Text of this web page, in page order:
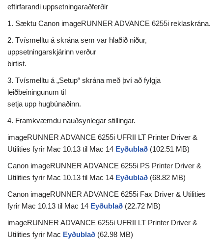
eftirfarandi uppsetningaraðferðir
1. Sæktu Canon imageRUNNER ADVANCE 6255i reklaskrána.
2. Tvísmelltu á skrána sem var hlaðið niður,
uppsetningarskjárinn verður
birtist.
3. Tvísmelltu á „Setup“ skrána með því að fylgja
leiðbeiningunum til
setja upp hugbúnaðinn.
4. Framkvæmdu nauðsynlegar stillingar.
imageRUNNER ADVANCE 6255i UFRII LT Printer Driver &
Utilities fyrir Mac 10.13 til Mac 14 Eyðublað (102.51 MB)
Canon imageRUNNER ADVANCE 6255i PS Printer Driver &
Utilities fyrir Mac 10.13 til Mac 14 Eyðublað (68.82 MB)
Canon imageRUNNER ADVANCE 6255i Fax Driver & Utilities
fyrir Mac 10.13 til Mac 14 Eyðublað (22.72 MB)
imageRUNNER ADVANCE 6255i UFRII LT Printer Driver &
Utilities fyrir Mac Eyðublað (62.98 MB)